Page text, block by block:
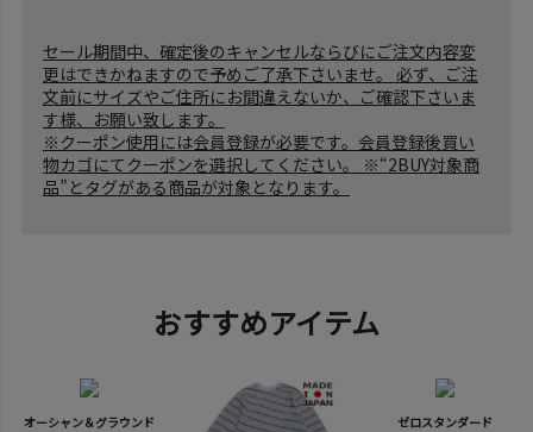
セール期間中、確定後のキャンセルならびにご注文内容変
更はできかねますので予めご了承下さいませ。 必ず、ご注
文前にサイズやご住所にお間違えないか、ご確認下さいま
す様、お願い致します。
※クーポン使用には会員登録が必要です。会員登録後買い
物カゴにてクーポンを選択してください。 ※“2BUY対象商
品”とタグがある商品が対象となります。
おすすめアイテム
オーシャン＆グラウンド
ゼロスタンダード